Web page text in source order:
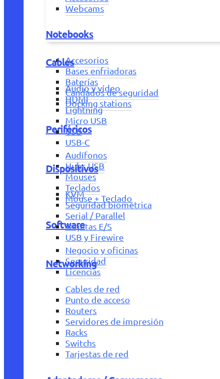
Webcams
Notebooks
Accesorios
Bases enfriadoras
Baterías
Candados de seguridad
Docking stations
Periféricos
Audífonos
Hubs USB
Mouses
Teclados
Mouse + Teclado
Software
Negocio y oficinas
Seguridad
Licencias
Cables
Audio y vídeo
HDMI
Lightning
Micro USB
USB
USB-C
Dispositivos
KVM
Seguridad biométrica
Serial / Parallel
Tarjetas E/S
USB y Firewire
Networking
Cables de red
Punto de acceso
Routers
Servidores de impresión
Racks
Switchs
Tarjestas de red